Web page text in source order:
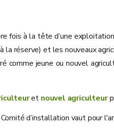
fois à la tête d’une
la réserve) et les nouveaux
comme jeune ou nouvel
et nouvel agriculteur
d’installation vaut pour